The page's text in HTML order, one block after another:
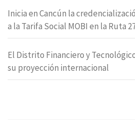
Inicia en Cancún la
a la Tarifa Social MOBI en la Ruta
El Distrito Financiero y
su proyección internacional